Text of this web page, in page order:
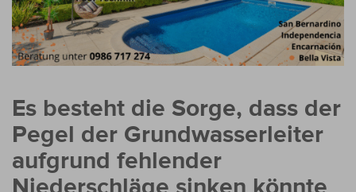
Es besteht die Sorge, dass der
Pegel der Grundwasserleiter
aufgrund fehlender